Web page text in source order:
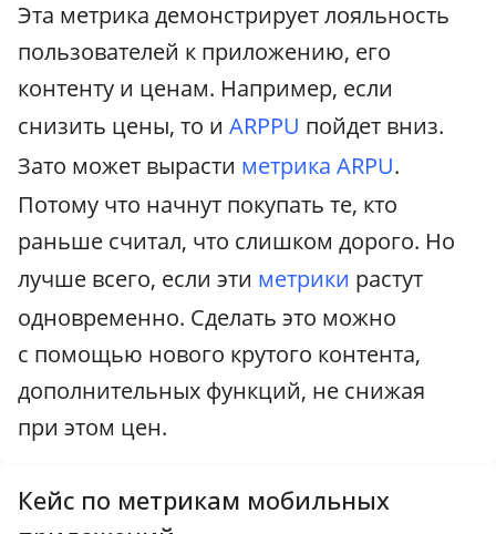
Эта метрика демонстрирует лояльность
пользователей к приложению, его
контенту и ценам. Например, если
снизить цены, то и ARPPU пойдет вниз.
Зато может вырасти метрика ARPU.
Потому что начнут покупать те, кто
раньше считал, что слишком дорого. Но
лучше всего, если эти метрики растут
одновременно. Сделать это можно
с помощью нового крутого контента,
дополнительных функций, не снижая
при этом цен.
Кейс по метрикам мобильных